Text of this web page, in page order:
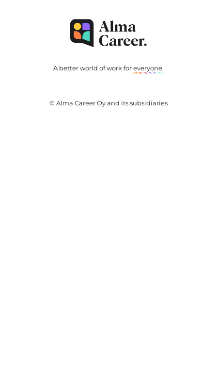
A better world of work foreveryone.
© Alma Career Oy and its subsidiaries